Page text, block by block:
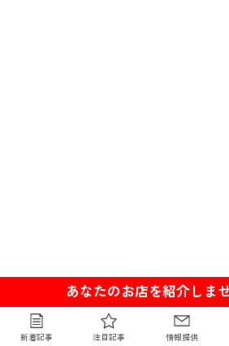
あなたのお店を紹介しま
新着記事 注目記事 情報提供